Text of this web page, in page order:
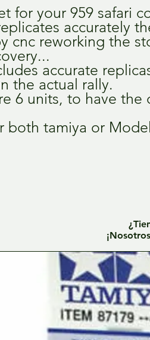
for your 959 safari
accurately
cnc reworking the
accurate
the actual rally.
6 units, to have the
both tamiya or